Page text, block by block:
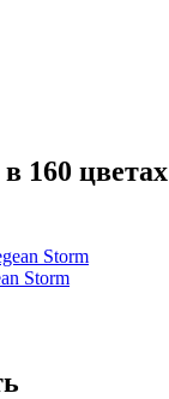
160 цветах
Storm